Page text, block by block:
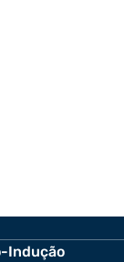
Indução